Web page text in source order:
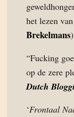
het lezen
Brekelmans)
“Fucking
op de zere
Dutch
‘Frontaal